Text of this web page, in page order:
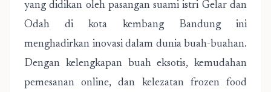
yang didikan oleh pasangan suami istri Gelar dan
Odah di kota kembang Bandung ini
menghadirkan inovasi dalam dunia buah-buahan.
Dengan kelengkapan buah eksotis, kemudahan
pemesanan online, dan kelezatan frozen food